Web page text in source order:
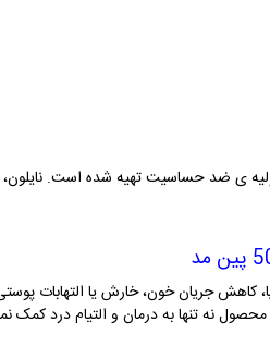
ی ضد حساسیت تهیه شده است.
پین مد
جریان خون، خارش یا التهابات
نه تنها به درمان و التیام درد